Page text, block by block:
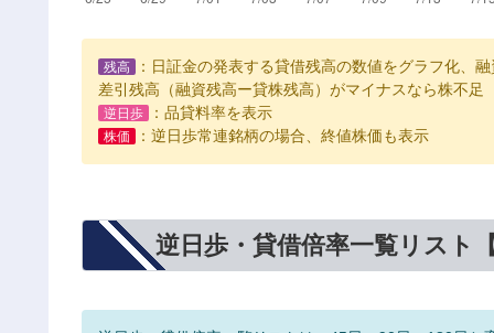
残高
：日証金の発表する貸借残高の数値をグラフ化、
差引残高（融資残高ー貸株残高）がマイナスなら株不足
逆日歩 ：品貸料率を表示
株価 ：逆日歩常連銘柄の場合、終値株価も表示
逆日歩・貸借倍率一覧リスト